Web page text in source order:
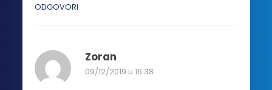
ODGOVORI
Zoran
09/12/2019 u 16:38